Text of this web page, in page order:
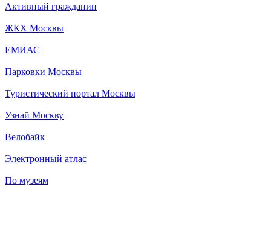
Активный гражданин
ЖКХ Москвы
ЕМИАС
Парковки Москвы
Туристический портал Москвы
Узнай Москву
Велобайк
Электронный атлас
По музеям